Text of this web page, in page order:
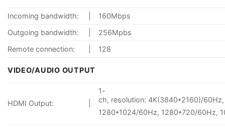
Incoming bandwidth:
160Mbps
Outgoing bandwidth:
256Mpbs
Remote connection:
128
VIDEO/AUDIO OUTPUT
HDMI Output:
1-
ch, resolution: 4K(3840*2160)/
1280*1024/60Hz, 1280*720/60Hz,